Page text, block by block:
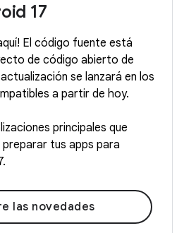
17
El código fuente está
de código abierto de
se lanzará en los
a partir de hoy.
principales que
tus apps para
las novedades